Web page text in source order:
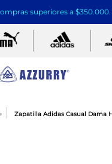
superiores a $350.000.
Zapatilla Adidas Casual Dama